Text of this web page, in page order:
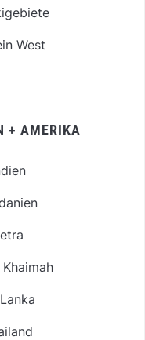
West
+ AMERIKA